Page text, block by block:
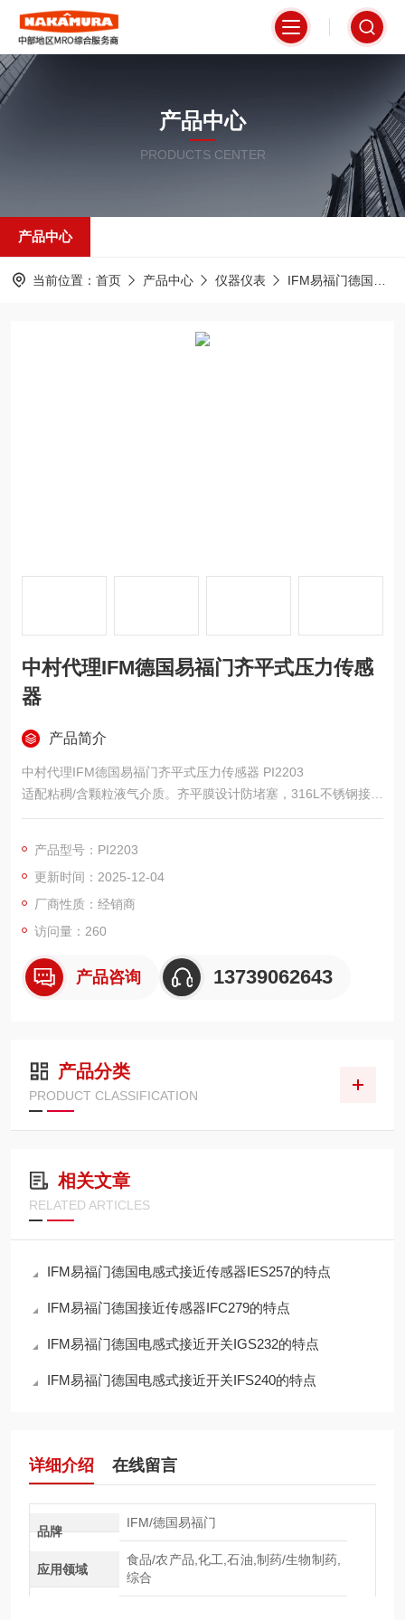
产品中心
PRODUCTS CENTER
产品中心
当前位置： 首页 产品中心 仪器仪表 IFM易福门德国
中村代理IFM德国易福门齐平式压力传感
器
产品简介
中村代理IFM德国易福门齐平式压力传感器 PI2203
适配粘稠/含颗粒液气介质。齐平膜设计防堵塞，316L不锈钢接液
耐腐。测量范围0-10bar，BFSL线性偏差±0.5%，响应迅速。IP6
扰，带反极性保护，适配食品、化工等场景。
产品型号：PI2203
更新时间：2025-12-04
厂商性质：经销商
访问量：260
产品咨询 13739062643
产品分类
PRODUCT CLASSIFICATION
相关文章
RELATED ARTICLES
IFM易福门德国电感式接近传感器IES257的特点
IFM易福门德国接近传感器IFC279的特点
IFM易福门德国电感式接近开关IGS232的特点
IFM易福门德国电感式接近开关IFS240的特点
详细介绍 在线留言
品牌
IFM/德国易福门
应用领域
食品/农产品,化工,石油,制药/生物制药,
综合